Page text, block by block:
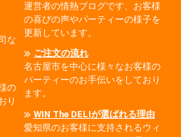
な
の
り
運営者の情熱ブログです、お客様
の喜びの声やパーティーの様子を
更新しています。
ご注文の流れ
名古屋市を中心に様々なお客様の
パーティーのお手伝いをしており
ます。
WIN The DELIが選ばれる理由
愛知県のお客様に支持されるウィ